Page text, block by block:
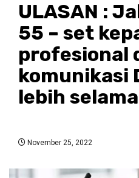
ULASAN :
55 – set
profesional
komunikasi
lebih
November 25, 2022